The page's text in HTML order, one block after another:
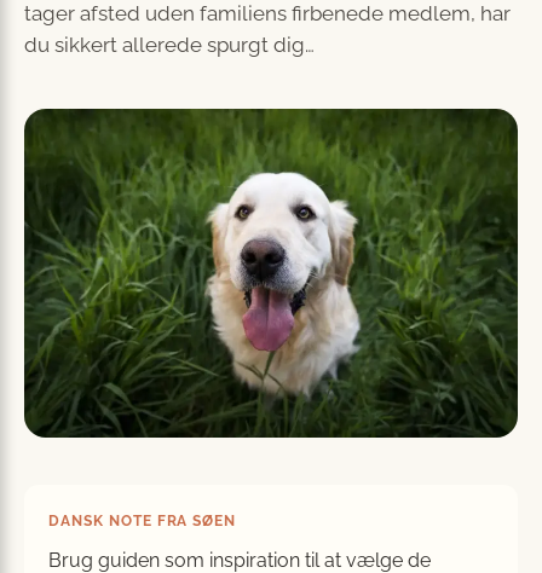
tager afsted uden familiens firbenede medlem, har
du sikkert allerede spurgt dig…
DANSK NOTE FRA SØEN
Brug guiden som inspiration til at vælge de